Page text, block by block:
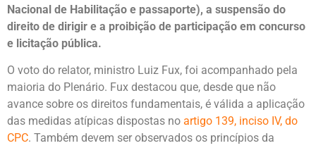
Nacional de Habilitação e passaporte), a suspensão do
direito de dirigir e a proibição de participação em concurso
e licitação pública.
O voto do relator, ministro Luiz Fux, foi acompanhado pela
maioria do Plenário. Fux destacou que, desde que não
avance sobre os direitos fundamentais, é válida a aplicação
das medidas atípicas dispostas no artigo 139, inciso IV, do
CPC. Também devem ser observados os princípios da